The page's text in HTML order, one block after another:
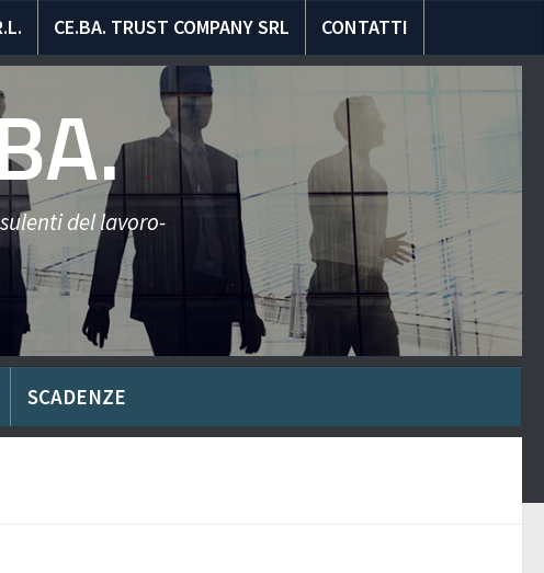
CE.BA. TRUST COMPANY SRL CONTATTI
del lavoro-
SCADENZE